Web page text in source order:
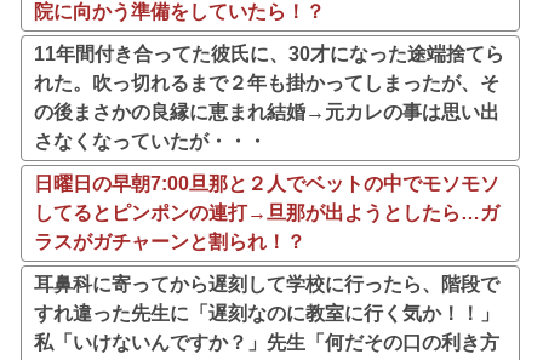
院に向かう準備をしていたら！？
11年間付き合ってた彼氏に、30才になった途端捨てら
れた。吹っ切れるまで２年も掛かってしまったが、そ
の後まさかの良縁に恵まれ結婚→元カレの事は思い出
さなくなっていたが・・・
日曜日の早朝7:00旦那と２人でベットの中でモソモソ
してるとピンポンの連打→旦那が出ようとしたら…ガ
ラスがガチャーンと割られ！？
耳鼻科に寄ってから遅刻して学校に行ったら、階段で
すれ違った先生に「遅刻なのに教室に行く気か！！」
私「いけないんですか？」先生「何だその口の利き方